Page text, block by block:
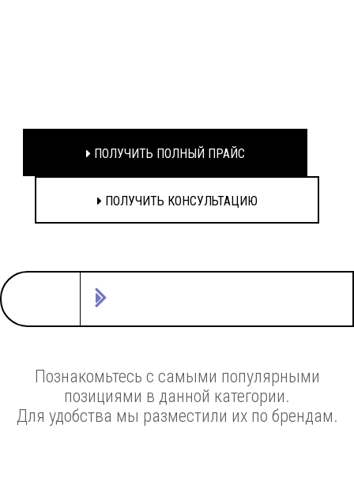
ПОЛУЧИТЬ ПОЛНЫЙ ПРАЙС
ПОЛУЧИТЬ КОНСУЛЬТАЦИЮ
Познакомьтесь с самыми популярными
позициями в данной категории.
Для удобства мы разместили их по брендам.